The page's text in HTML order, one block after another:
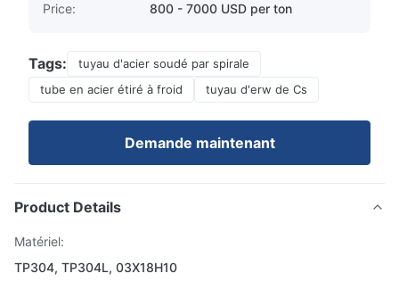
Price:
800 - 7000 USD per ton
Tags:
tuyau d'acier soudé par spirale
tube en acier étiré à froid
tuyau d'erw de Cs
Demande maintenant
Product Details
Matériel:
TP304, TP304L, 03X18H10